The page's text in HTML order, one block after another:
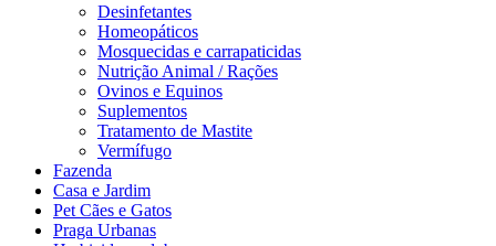
Desinfetantes
Homeopáticos
Mosquecidas e carrapaticidas
Nutrição Animal / Rações
Ovinos e Equinos
Suplementos
Tratamento de Mastite
Vermífugo
Fazenda
Casa e Jardim
Pet Cães e Gatos
Praga Urbanas